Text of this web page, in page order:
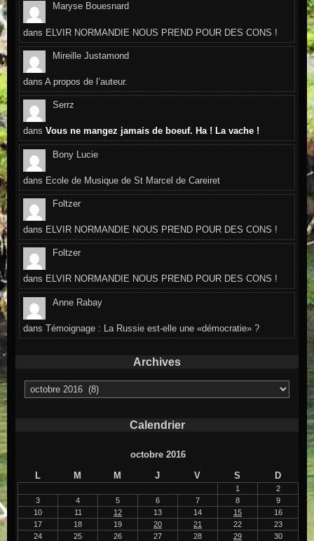
Maryse Bouesnard
dans ELVIR NORMANDIE NOUS PREND POUR DES CONS !
Mireille Justamond
dansA propos de l’auteur.
Serrz
dansVous ne mangez jamais de boeuf. Ha ! La vache !
Bony Lucie
dans Ecole de Musique de St Marcel de Careiret
Foltzer
dans ELVIR NORMANDIE NOUS PREND POUR DES CONS !
Foltzer
dans ELVIR NORMANDIE NOUS PREND POUR DES CONS !
Anne Rabay
dansTémoignage : La Russie est-elle une «démocratie» ?
Archives
Archives
Calendrier
octobre 2016
L
M M J V S D
1
2
3
4 5 6 7 8
9
10
11 12 13 14 15
16
17
18 19 20 21 22
23
24
25 26 27 28 29
30